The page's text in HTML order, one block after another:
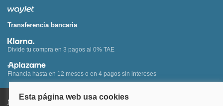
Transferencia bancaria
Divide tu compra en 3 pagos al 0% TAE
Financia hasta en 12 meses o en 4 pagos sin intereses
Nota legal y condiciones de uso de la página web